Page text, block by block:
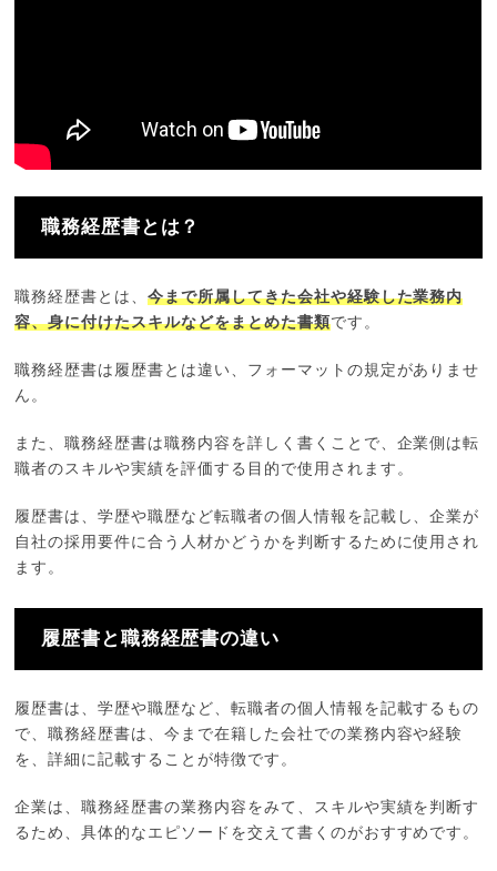
職務経歴書とは？
職務経歴書とは、今まで所属してきた会社や経験した業務内
容、身に付けたスキルなどをまとめた書類です。
職務経歴書は履歴書とは違い、フォーマットの規定がありませ
ん。
また、職務経歴書は職務内容を詳しく書くことで、企業側は転
職者のスキルや実績を評価する目的で使用されます。
履歴書は、学歴や職歴など転職者の個人情報を記載し、企業が
自社の採用要件に合う人材かどうかを判断するために使用され
ます。
履歴書と職務経歴書の違い
履歴書は、学歴や職歴など、転職者の個人情報を記載するもの
で、職務経歴書は、今まで在籍した会社での業務内容や経験
を、詳細に記載することが特徴です。
企業は、職務経歴書の業務内容をみて、スキルや実績を判断す
るため、具体的なエピソードを交えて書くのがおすすめです。